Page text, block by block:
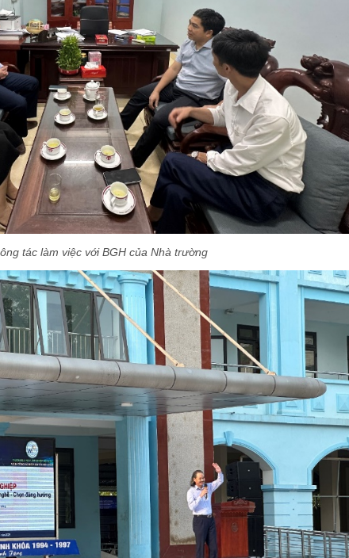
tác làm việc với BGH của Nhà trường